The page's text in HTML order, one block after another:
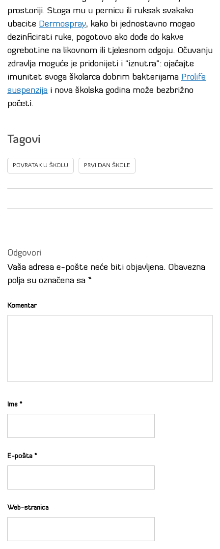
prostoriji. Stoga mu u pernicu ili ruksak svakako
ubacite Dermospray, kako bi jednostavno mogao
dezinficirati ruke, pogotovo ako dođe do kakve
ogrebotine na likovnom ili tjelesnom odgoju. Očuvanju
zdravlja moguće je pridonijeti i “iznutra”: ojačajte
imunitet svoga školarca dobrim bakterijama Prolife
suspenzija i nova školska godina može bezbrižno
početi.
Tagovi
POVRATAK U ŠKOLU PRVI DAN ŠKOLE
Odgovori
Vaša adresa e-pošte neće biti objavljena. Obavezna
polja su označena sa *
Komentar
Ime *
E-pošta *
Web-stranica